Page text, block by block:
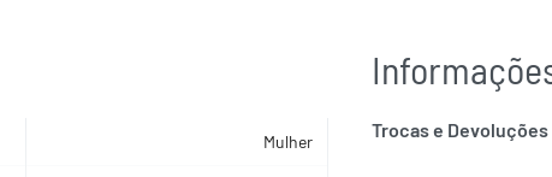
Mulher
Trocas e Devoluções